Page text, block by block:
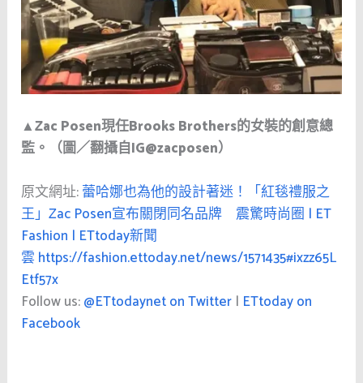
▲Zac Posen現任Brooks Brothers的女裝的創意總
監。（圖／翻攝自IG@zacposen）
原文網址:蕾哈娜也為他的設計著迷！「紅毯禮服之
王」Zac Posen宣布關閉同名品牌 震驚時尚圈 | ET
Fashion | ETtoday新聞
雲 https://fashion.ettoday.net/news/1571435#ixzz65L
Etf57x
Follow us:@ETtodaynet on Twitter | ETtoday on
Facebook